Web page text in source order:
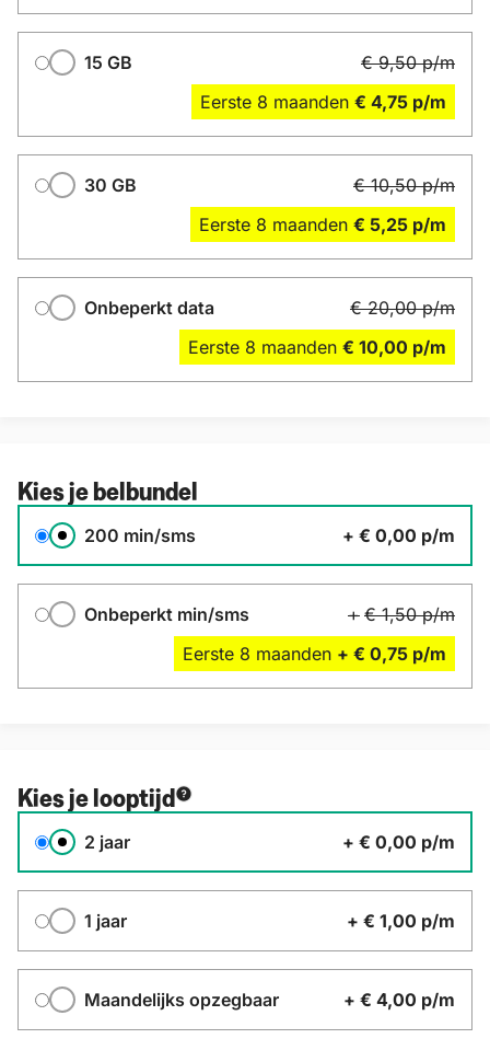
15 GB € 9,50 p/m
Eerste 8 maanden € 4,75 p/m
30 GB € 10,50 p/m
Eerste 8 maanden € 5,25 p/m
Onbeperkt data € 20,00 p/m
Eerste 8 maanden € 10,00 p/m
Kies je belbundel
Belbundel
200 min/sms
+ € 0,00 p/m
Onbeperkt min/sms + € 1,50 p/m
Eerste 8 maanden + € 0,75 p/m
Kies je looptijd
Contractduur
2 jaar
+ € 0,00 p/m
1 jaar + € 1,00 p/m
Maandelijks opzegbaar + € 4,00 p/m